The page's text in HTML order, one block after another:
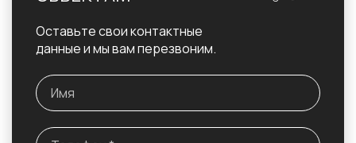
Оставьте свои контактные
данные и мы вам перезвоним.